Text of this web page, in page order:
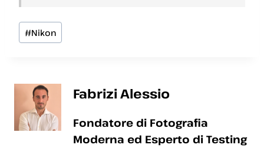
Tag
articolo:
#Nikon
Fabrizi Alessio
Fondatore di Fotografia
Moderna ed Esperto di Testing